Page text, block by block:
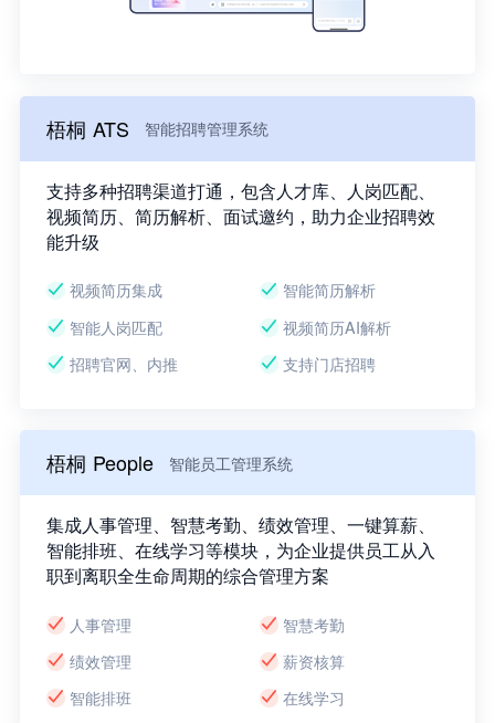
梧桐 ATS 智能招聘管理系统
支持多种招聘渠道打通，包含人才库、人岗匹配、
视频简历、简历解析、面试邀约，助力企业招聘效
能升级
视频简历集成
智能简历解析
智能人岗匹配
视频简历AI解析
招聘官网、内推
支持门店招聘
梧桐 People 智能员工管理系统
集成人事管理、智慧考勤、绩效管理、一键算薪、
智能排班、在线学习等模块，为企业提供员工从入
职到离职全生命周期的综合管理方案
人事管理
智慧考勤
绩效管理
薪资核算
智能排班
在线学习